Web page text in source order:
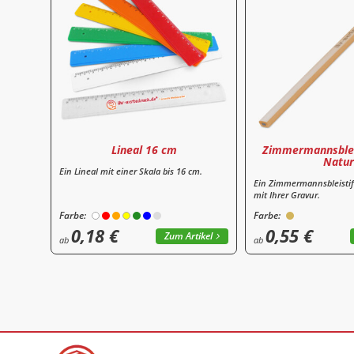
Lineal 16 cm
Ein Lineal mit einer Skala bis 16 cm.
Farbe:
ab 0,18 € Zum Artikel
Natur
Ein
mit Ihrer Gravur.
Farbe:
ab 0,55 €